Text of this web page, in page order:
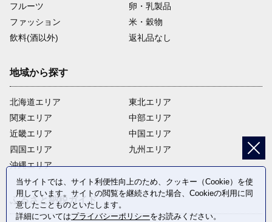
フルーツ
卵・乳製品
ファッション
米・穀物
飲料(酒以外)
返礼品なし
地域から探す
北海道エリア
関東エリア
近畿エリア
四国エリア
沖縄エリア
東北エリア
中部エリア
中国エリア
九州エリア
ふるさと納税ガイド
当サイトでは、サイト利便性向上のため、クッキー（Cookie）を使
用しています。サイトの閲覧を継続された場合、Cookieの利用に同
意したことものといたします。
詳細についてはプライバシーポリシーをお読みください。